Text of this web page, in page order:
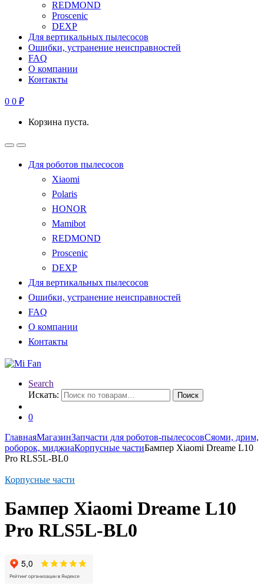
REDMOND
Proscenic
DEXP
Для вертикальных пылесосов
Ошибки, устранение неисправностей
FAQ
О компании
Контакты
0 0 ₽
Корзина пуста.
Для роботов пылесосов
Xiaomi
Polaris
HONOR
Mamibot
REDMOND
Proscenic
DEXP
Для вертикальных пылесосов
Ошибки, устранение неисправностей
FAQ
О компании
Контакты
Search
Искать:
Поиск
0
ГлавнаяМагазинЗапчасти для роботов-пылесосовСяоми, дрим,
роборок, миджиаКорпусные частиБампер Xiaomi Dreame L10
Pro RLS5L-BL0
Корпусные части
Бампер Xiaomi Dreame L10
Pro RLS5L-BL0